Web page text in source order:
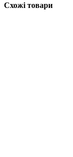
Схожі товари